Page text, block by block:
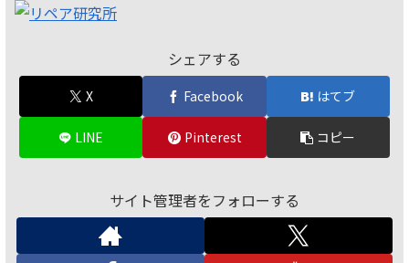
シェアする
X Facebook はてブ
LINE Pinterest コピー
サイト管理者をフォローする